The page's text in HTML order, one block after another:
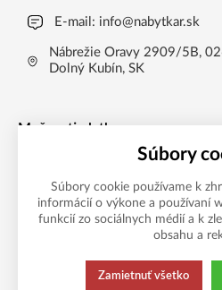
E-mail: info@nabytkar.sk
Nábrežie Oravy 2909/5B,
Dolný Kubín, SK
Možnosti platby
Súbory
Súbory cookie používame k
informácií o výkone a používaní
funkcií zo sociálnych médií a k
obsahu a
Zamietnuť všetko